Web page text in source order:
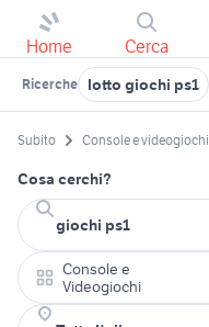
Home Cerca
Ricerche lotto giochi ps1
Subito Console e videogiochi
Cosa cerchi?
Console e
Videogiochi